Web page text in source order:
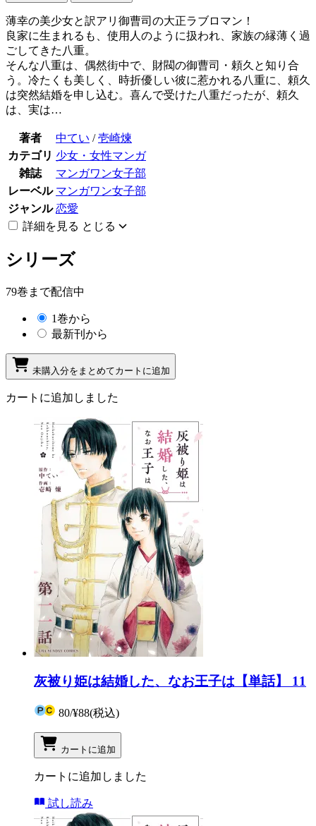
薄幸の美少女と訳アリ御曹司の大正ラブロマン！
良家に生まれるも、使用人のように扱われ、家族の縁薄く過
ごしてきた八重。
そんな八重は、偶然街中で、財閥の御曹司・頼久と知り合
う。冷たくも美しく、時折優しい彼に惹かれる八重に、頼久
は突然結婚を申し込む。喜んで受けた八重だったが、頼久
は、実は…
著者 中てい /壱崎煉
カテゴリ 少女・女性マンガ
雑誌
マンガワン女子部
レーベル マンガワン女子部
ジャンル 恋愛
詳細を見る とじる
シリーズ
79巻まで配信中
1巻から
最新刊から
未購入分をまとめてカートに追加
カートに追加しました
灰被り姫は結婚した、なお王子は【単話】 11
80/¥88(税込)
カートに追加
カートに追加しました
試し読み